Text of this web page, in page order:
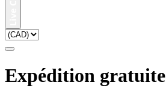
Expédition gratuite